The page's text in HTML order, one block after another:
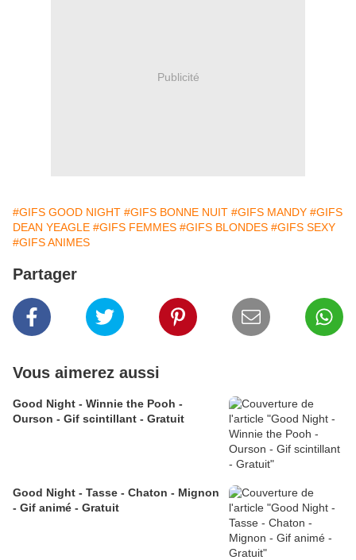
Publicité
#GIFS GOOD NIGHT #GIFS BONNE NUIT #GIFS MANDY #GIFS
DEAN YEAGLE #GIFS FEMMES #GIFS BLONDES #GIFS SEXY
#GIFS ANIMES
Partager
Vous aimerez aussi
Good Night - Winnie the Pooh -
Ourson - Gif scintillant - Gratuit
Good Night - Tasse - Chaton - Mignon
- Gif animé - Gratuit